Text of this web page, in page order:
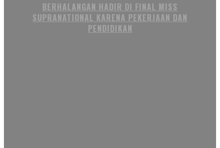
BERHALANGAN HADIR DI FINAL MISS
SUPRANATIONAL KARENA PEKERJAAN DAN
PENDIDIKAN